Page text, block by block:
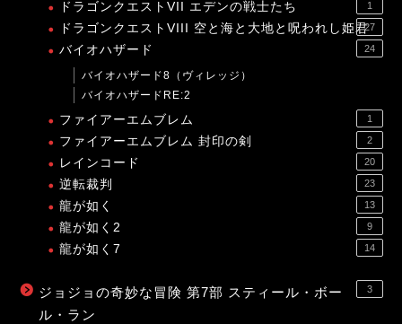
ドラゴンクエストVII エデンの戦士たち 1
ドラゴンクエストVIII 空と海と大地と呪われし姫君27
バイオハザード 24
バイオハザード8（ヴィレッジ）
バイオハザードRE:2
ファイアーエムブレム 1
ファイアーエムブレム 封印の剣 2
レインコード 20
逆転裁判 23
龍が如く 13
龍が如く2 9
龍が如く7 14
ジョジョの奇妙な冒険 第7部 スティール・ボー
ル・ラン
3